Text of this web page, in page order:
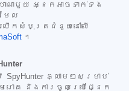
ាមួយ អ្នកអាចទាក់ទង
មែល
បើកសំបុត្រជំនួយនៅលើ
។
ភ្លាមៗសម្រាប់
រោគ និងការចូលប្រើផ្នែក